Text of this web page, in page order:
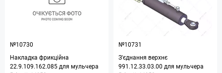
№10730
Накладка фрикційна
22.9.109.162.085 для мульчера
№10731
З'єднання верхнє
991.12.33.03.00 для мульчера